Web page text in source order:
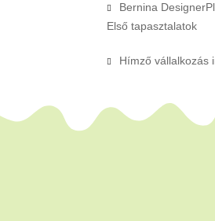
Bernina
Első tapasztalatok
Hímző vállalkozás